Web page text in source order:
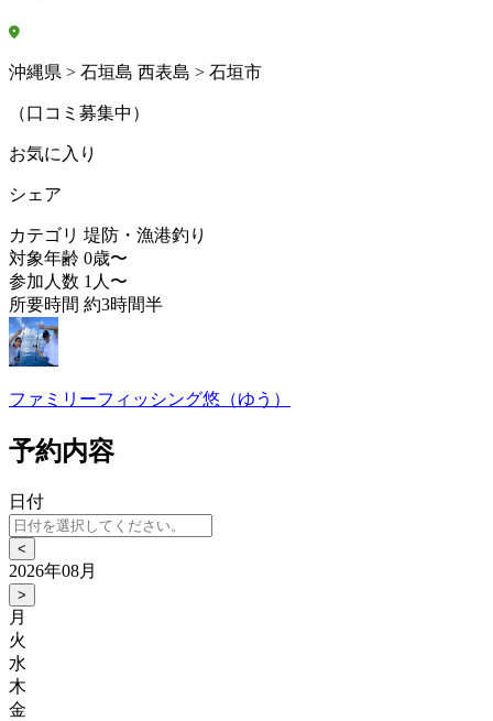
沖縄県 > 石垣島 西表島 > 石垣市
（口コミ募集中）
お気に入り
シェア
カテゴリ 堤防・漁港釣り
対象年齢 0歳〜
参加人数 1人〜
所要時間 約3時間半
ファミリーフィッシング悠（ゆう）
予約内容
日付
<
2026年08月
>
月
火
水
木
金